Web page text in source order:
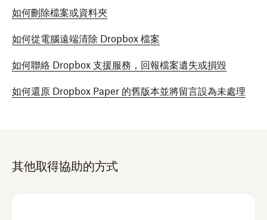
如何刪除檔案或資料夾
如何從電腦遠端清除 Dropbox 檔案
如何聯絡 Dropbox 支援服務，回報檔案遺失或損毀
如何還原 Dropbox Paper 的舊版本並將留言設為未處理
其他取得協助的方式